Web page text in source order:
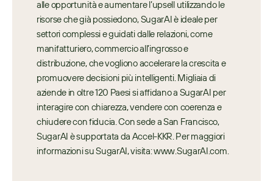
alle opportunità e aumentare l’upsell utilizzando le
risorse che già possiedono, SugarAI è ideale per
settori complessi e guidati dalle relazioni, come
manifatturiero, commercio all’ingrosso e
distribuzione, che vogliono accelerare la crescita e
promuovere decisioni più intelligenti. Migliaia di
aziende in oltre 120 Paesi si affidano a SugarAI per
interagire con chiarezza, vendere con coerenza e
chiudere con fiducia. Con sede a San Francisco,
SugarAI è supportata da Accel-KKR. Per maggiori
informazioni su SugarAI, visita: www.SugarAI.com.